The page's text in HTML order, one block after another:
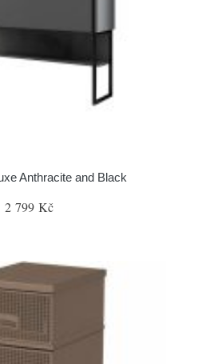
Anthracite and Black
2 799 Kč